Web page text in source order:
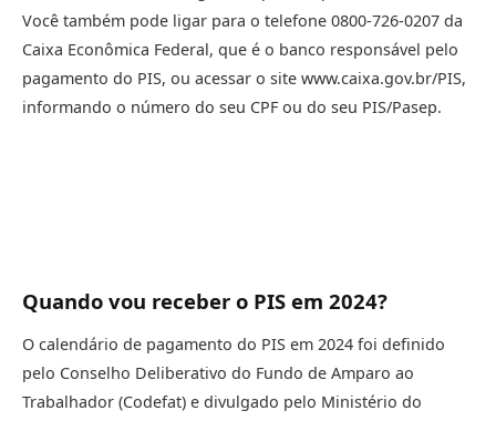
Você também pode ligar para o telefone 0800-726-0207 da
Caixa Econômica Federal, que é o banco responsável pelo
pagamento do PIS, ou acessar o site www.caixa.gov.br/PIS,
informando o número do seu CPF ou do seu PIS/Pasep.
Quando vou receber o PIS em 2024?
O calendário de pagamento do PIS em 2024 foi definido
pelo Conselho Deliberativo do Fundo de Amparo ao
Trabalhador (Codefat) e divulgado pelo Ministério do